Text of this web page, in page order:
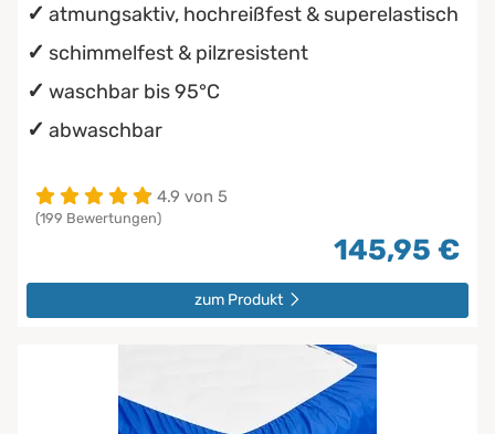
atmungsaktiv, hochreißfest & superelastisch
schimmelfest & pilzresistent
waschbar bis 95°C
abwaschbar
4.9 von 5
(199 Bewertungen)
145,95 €
zum Produkt